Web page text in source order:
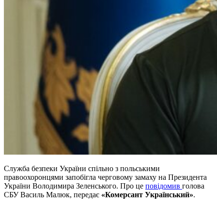
Служба безпеки України спільно з польськими
правоохоронцями запобігла черговому замаху на Президента
України Володимира Зеленського. Про це повідомив голова
СБУ Василь Малюк, передає «Комерсант Український».